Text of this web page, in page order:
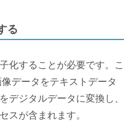
る
化することが必要です。こ
データをテキストデータ
デジタルデータに変換し、
スが含まれます。